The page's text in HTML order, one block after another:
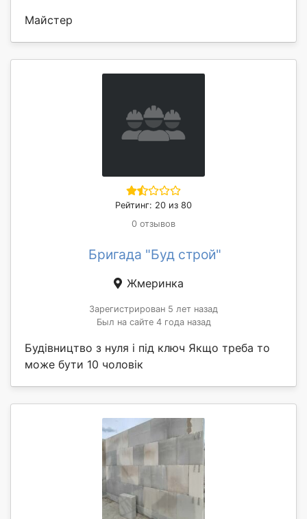
Майстер
Рейтинг: 20 из 80
0 отзывов
Бригада "Буд строй"
Жмеринка
Зарегистрирован 5 лет назад
Был на сайте 4 года назад
Будівництво з нуля і під ключ Якщо треба то
може бути 10 чоловік